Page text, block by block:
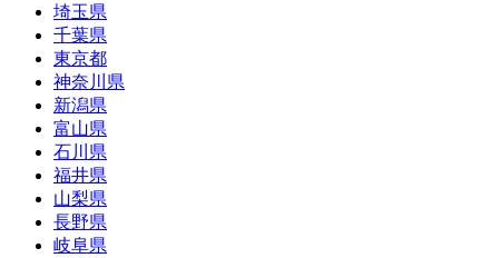
埼玉県
千葉県
東京都
神奈川県
新潟県
富山県
石川県
福井県
山梨県
長野県
岐阜県